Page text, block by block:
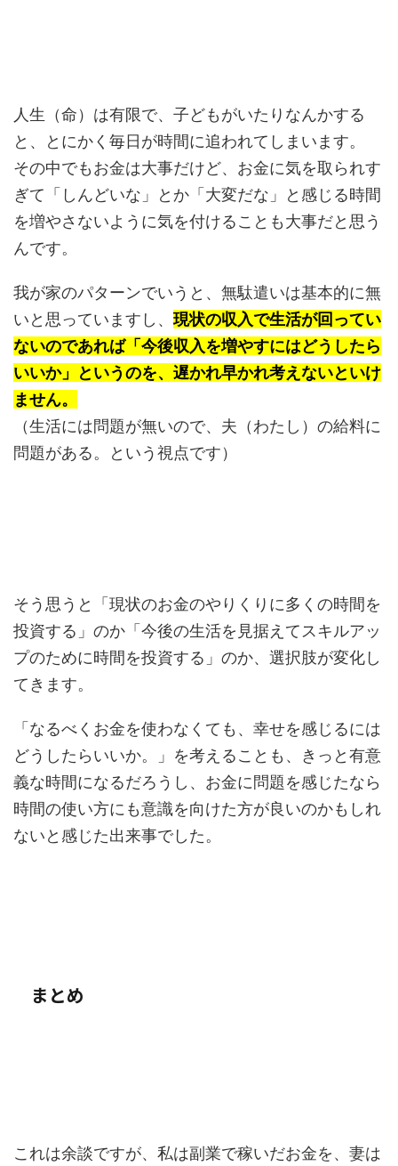
人生（命）は有限で、子どもがいたりなんかする
と、とにかく毎日が時間に追われてしまいます。
その中でもお金は大事だけど、お金に気を取られす
ぎて「しんどいな」とか「大変だな」と感じる時間
を増やさないように気を付けることも大事だと思う
んです。
我が家のパターンでいうと、無駄遣いは基本的に無
いと思っていますし、 現状の収入で生活が回ってい
ないのであれば「今後収入を増やすにはどうしたら
いいか」というのを、遅かれ早かれ考えないといけ
ません。
（生活には問題が無いので、夫（わたし）の給料に
問題がある。という視点です）
そう思うと「現状のお金のやりくりに多くの時間を
投資する」のか「今後の生活を見据えてスキルアッ
プのために時間を投資する」のか、選択肢が変化し
てきます。
「なるべくお金を使わなくても、幸せを感じるには
どうしたらいいか。」を考えることも、きっと有意
義な時間になるだろうし、お金に問題を感じたなら
時間の使い方にも意識を向けた方が良いのかもしれ
ないと感じた出来事でした。
まとめ
これは余談ですが、私は副業で稼いだお金を、妻は